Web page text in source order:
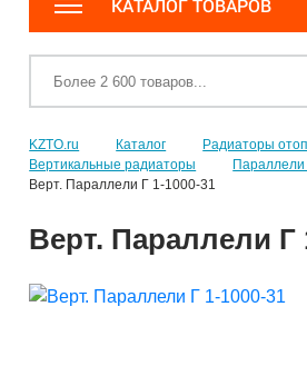
КАТАЛОГ ТОВАРОВ
KZTO.ru Каталог
Радиаторы
Вертикальные радиаторы
Параллели
Верт. Параллели Г 1-1000-31
Верт. Параллели Г